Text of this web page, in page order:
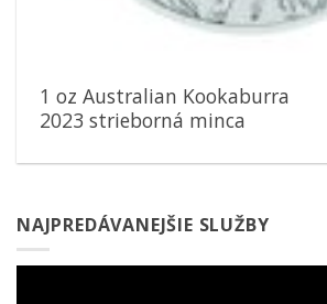
1 oz Australian Kookaburra
2023 strieborná minca
NAJPREDÁVANEJŠIE SLUŽBY